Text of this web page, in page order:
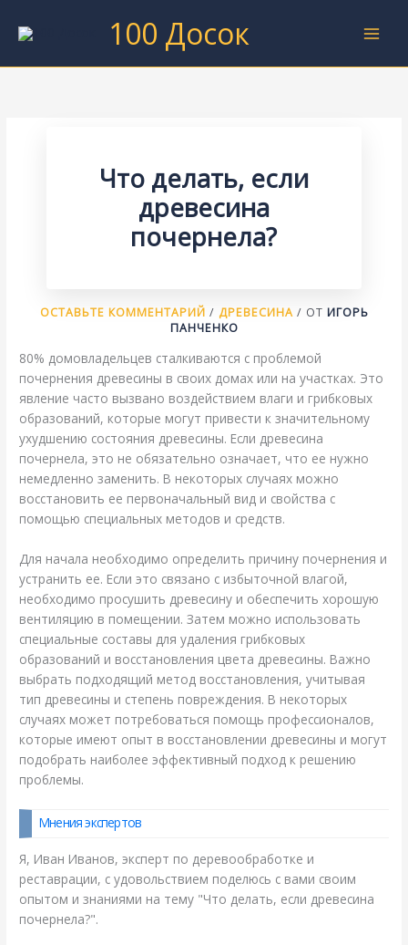
100 Досок
Что делать, если
древесина
почернела?
ОСТАВЬТЕ КОММЕНТАРИЙ / ДРЕВЕСИНА/ ОТ ИГОРЬ
ПАНЧЕНКО
80% домовладельцев сталкиваются с проблемой
почернения древесины в своих домах или на участках. Это
явление часто вызвано воздействием влаги и грибковых
образований, которые могут привести к значительному
ухудшению состояния древесины. Если древесина
почернела, это не обязательно означает, что ее нужно
немедленно заменить. В некоторых случаях можно
восстановить ее первоначальный вид и свойства с
помощью специальных методов и средств.
Для начала необходимо определить причину почернения и
устранить ее. Если это связано с избыточной влагой,
необходимо просушить древесину и обеспечить хорошую
вентиляцию в помещении. Затем можно использовать
специальные составы для удаления грибковых
образований и восстановления цвета древесины. Важно
выбрать подходящий метод восстановления, учитывая
тип древесины и степень повреждения. В некоторых
случаях может потребоваться помощь профессионалов,
которые имеют опыт в восстановлении древесины и могут
подобрать наиболее эффективный подход к решению
проблемы.
Мнения экспертов
Я, Иван Иванов, эксперт по деревообработке и
реставрации, с удовольствием поделюсь с вами своим
опытом и знаниями на тему "Что делать, если древесина
почернела?".